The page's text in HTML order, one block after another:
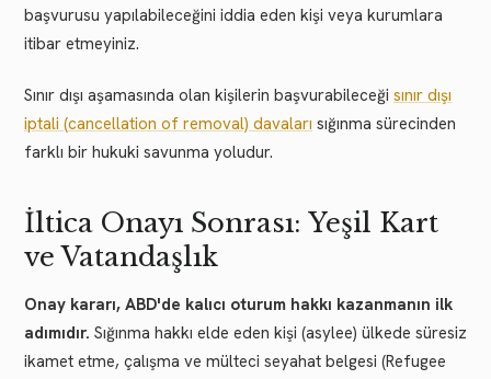
başvurusu yapılabileceğini iddia eden kişi veya kurumlara
itibar etmeyiniz.
Sınır dışı aşamasında olan kişilerin başvurabileceği sınır dışı
iptali (cancellation of removal) davaları sığınma sürecinden
farklı bir hukuki savunma yoludur.
İltica Onayı Sonrası: Yeşil Kart
ve Vatandaşlık
Onay kararı, ABD'de kalıcı oturum hakkı kazanmanın ilk
adımıdır. Sığınma hakkı elde eden kişi (asylee) ülkede süresiz
ikamet etme, çalışma ve mülteci seyahat belgesi (Refugee